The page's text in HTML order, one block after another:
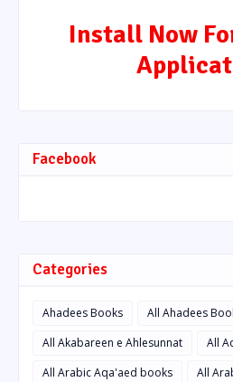
Install Now
Facebook
Categories
Ahadees Books
All Ahadees
All Akabareen e Ahlesunnat
All
All Arabic Aqa'aed books
All